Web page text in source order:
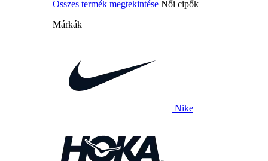
Összes termék megtekintése Női cipők
Márkák
Nike